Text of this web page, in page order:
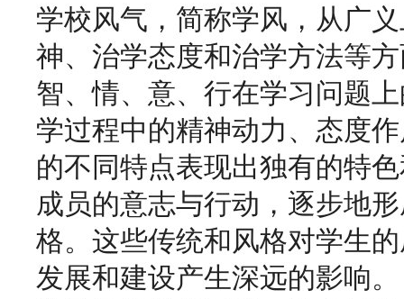
学校风气，简称学风，从广
神、治学态度和治学方法等
智、情、意、行在学习问题
学过程中的精神动力、态度
的不同特点表现出独有的特
成员的意志与行动，逐步地
格。这些传统和风格对学生
发展和建设产生深远的影响。